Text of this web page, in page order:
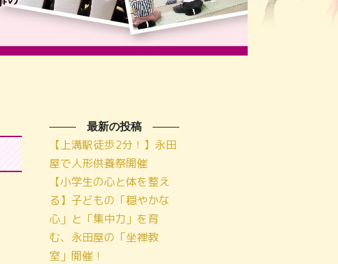
最新の投稿
【上溝駅徒歩2分！】永田
屋で人形供養祭開催
【小学生の心と体を整え
る】子どもの「穏やかな
心」と「集中力」を育
む、永田屋の「坐禅教
室」開催！